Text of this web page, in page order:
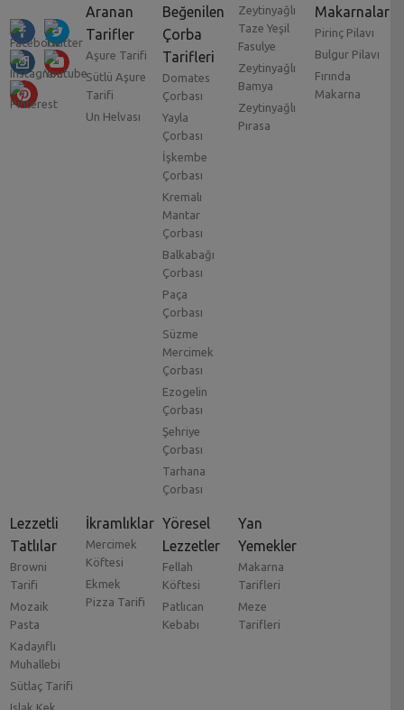
Aranan
Tarifler
Aşure Tarifi
Sütlü Aşure
Tarifi
Un Helvası
Beğenilen
Çorba
Tarifleri
Domates
Çorbası
Yayla
Çorbası
İşkembe
Çorbası
Kremalı
Mantar
Çorbası
Balkabağı
Çorbası
Paça
Çorbası
Süzme
Mercimek
Çorbası
Ezogelin
Çorbası
Şehriye
Çorbası
Tarhana
Çorbası
Zeytinyağlı
Taze Yeşil
Fasulye
Zeytinyağlı
Bamya
Zeytinyağlı
Pırasa
Makarnalar
Pirinç Pilavı
Bulgur Pilavı
Fırında
Makarna
Lezzetli
Tatlılar
Browni
Tarifi
Mozaik
Pasta
Kadayıflı
Muhallebi
Sütlaç Tarifi
İkramlıklar
Mercimek
Köftesi
Ekmek
Pizza Tarifi
Yöresel
Lezzetler
Fellah
Köftesi
Patlıcan
Kebabı
Yan
Yemekler
Makarna
Tarifleri
Meze
Tarifleri